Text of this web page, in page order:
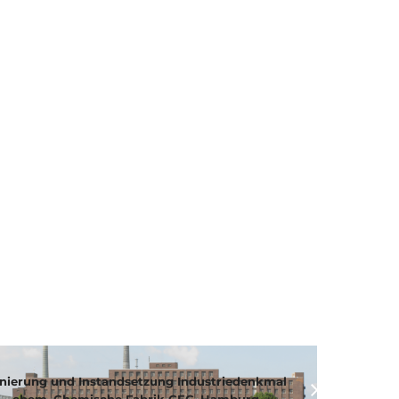
und Instandsetzung Industriedenkmal